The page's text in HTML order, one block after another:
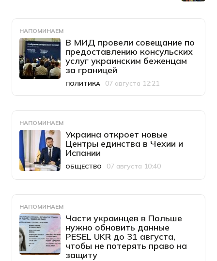
НАПОМИНАЕМ
В МИД провели совещание по
предоставлению консульских
услуг украинским беженцам
за границей
Категория
ПОЛИТИКА
Дата публикации
07 августа 12:21
НАПОМИНАЕМ
Украина откроет новые
Центры единства в Чехии и
Испании
Категория
ОБЩЕСТВО
Дата публикации
07 августа 10:40
НАПОМИНАЕМ
Части украинцев в Польше
нужно обновить данные
PESEL UKR до 31 августа,
чтобы не потерять право на
защиту